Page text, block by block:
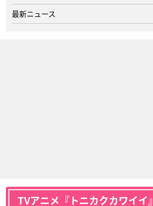
最新ニュース
TVアニメ『トニカクカワイイ